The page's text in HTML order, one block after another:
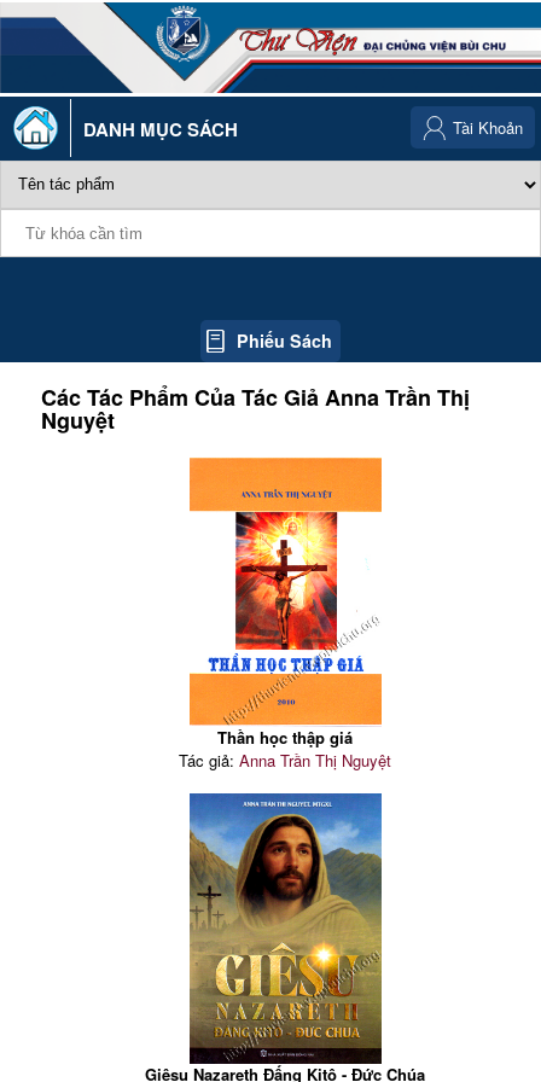
DANH MỤC SÁCH
Phiếu Sách
Tài Khoản
Các Tác Phẩm Của Tác GiảAnna Trần Thị
Nguyệt
Thần học thập giá
Tác giả:Anna Trần Thị Nguyệt
Giêsu Nazareth Đấng Kitô - Đức Chúa